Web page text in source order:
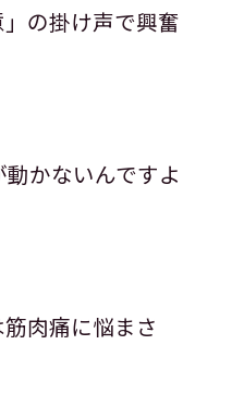
」の掛け声で興奮
動かないんですよ
肉痛に悩まさ